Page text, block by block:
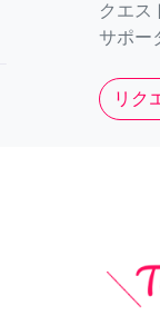
クエス
サポー
リク